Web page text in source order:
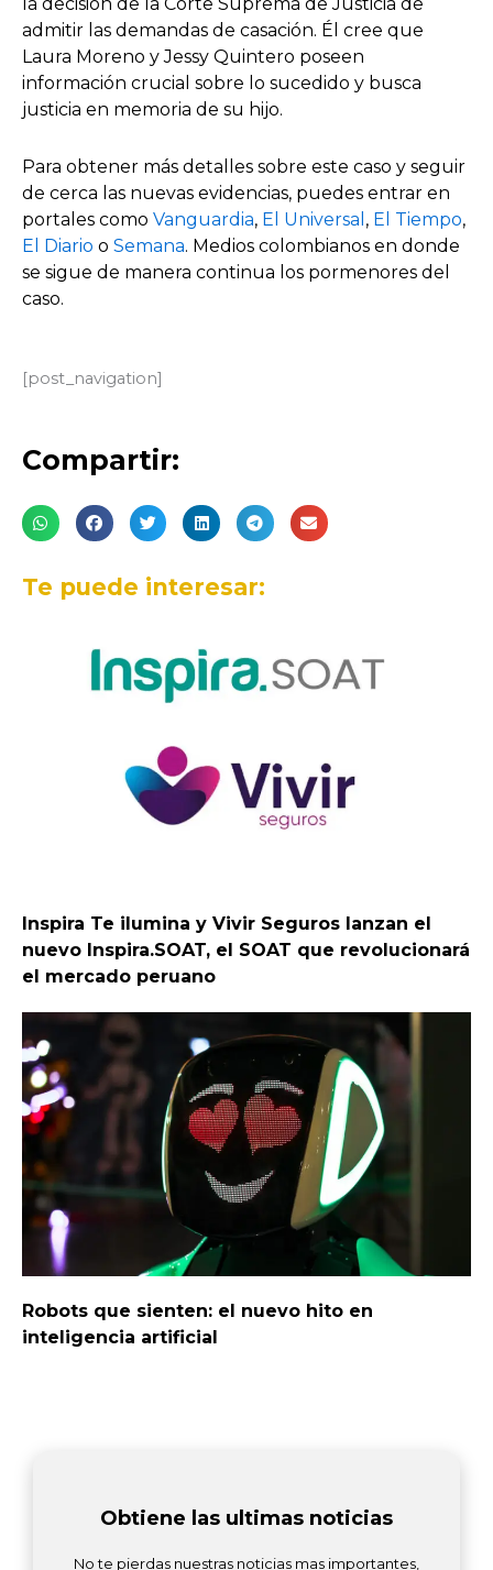
admitir las demandas de casación. Él cree que
Laura Moreno y Jessy Quintero poseen
información crucial sobre lo sucedido y busca
justicia en memoria de su hijo.
Para obtener más detalles sobre este caso y seguir
de cerca las nuevas evidencias, puedes entrar en
portales como Vanguardia, El Universal , El Tiempo,
El Diario o Semana. Medios colombianos en donde
se sigue de manera continua los pormenores del
caso.
[post_navigation]
Compartir:
Te puede interesar:
Inspira Te ilumina y Vivir Seguros lanzan el
nuevo Inspira.SOAT, el SOAT que revolucionará
el mercado peruano
Robots que sienten: el nuevo hito en
inteligencia artificial
Obtiene las ultimas noticias
No te pierdas nuestras noticias mas importantes,